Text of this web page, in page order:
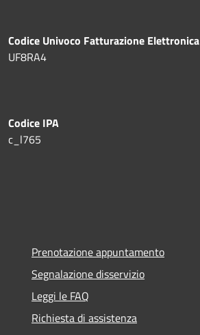
Codice Univoco Fatturazione Elettronica
UF8RA4
Codice IPA
c_l765
Prenotazione appuntamento
Segnalazione disservizio
Leggi le FAQ
Richiesta di assistenza